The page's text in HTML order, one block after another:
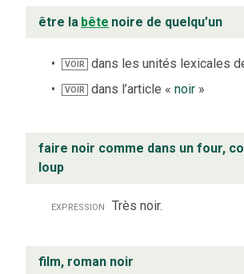
être la bête noire de quelqu’un
VOIR dans les unités lexicales
VOIR dans l’article «noir »
faire noir comme dans un four,
loup
expression Très noir.
film, roman noir